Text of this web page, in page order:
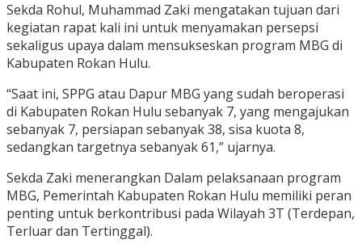
Sekda Rohul, Muhammad Zaki mengatakan tujuan dari
kegiatan rapat kali ini untuk menyamakan persepsi
sekaligus upaya dalam mensukseskan program MBG di
Kabupaten Rokan Hulu.
“Saat ini, SPPG atau Dapur MBG yang sudah beroperasi
di Kabupaten Rokan Hulu sebanyak 7, yang mengajukan
sebanyak 7, persiapan sebanyak 38, sisa kuota 8,
sedangkan targetnya sebanyak 61,” ujarnya.
Sekda Zaki menerangkan Dalam pelaksanaan program
MBG, Pemerintah Kabupaten Rokan Hulu memiliki peran
penting untuk berkontribusi pada Wilayah 3T (Terdepan,
Terluar dan Tertinggal).